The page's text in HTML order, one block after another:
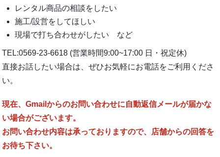
レンタル商品の相談をしたい
施工/設営をしてほしい
現場で打ち合わせがしたい など
TEL:0569-23-6618 (営業時間9:00~17:00 日・祝定休)
直接お話したい場合は、ぜひお気軽にお電話をご利用くださ
い。
現在、Gmailからのお問い合わせに自動返信メールが届かな
い場合がございます。
お問い合わせ内容は承っておりますので、店舗からの回答を
お待ち下さい。